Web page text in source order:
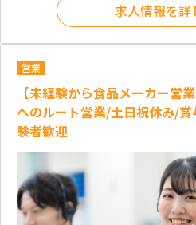
求人情報を詳
営業
【未経験から食品メーカー営
へのルート営業/土日祝休み/
験者歓迎